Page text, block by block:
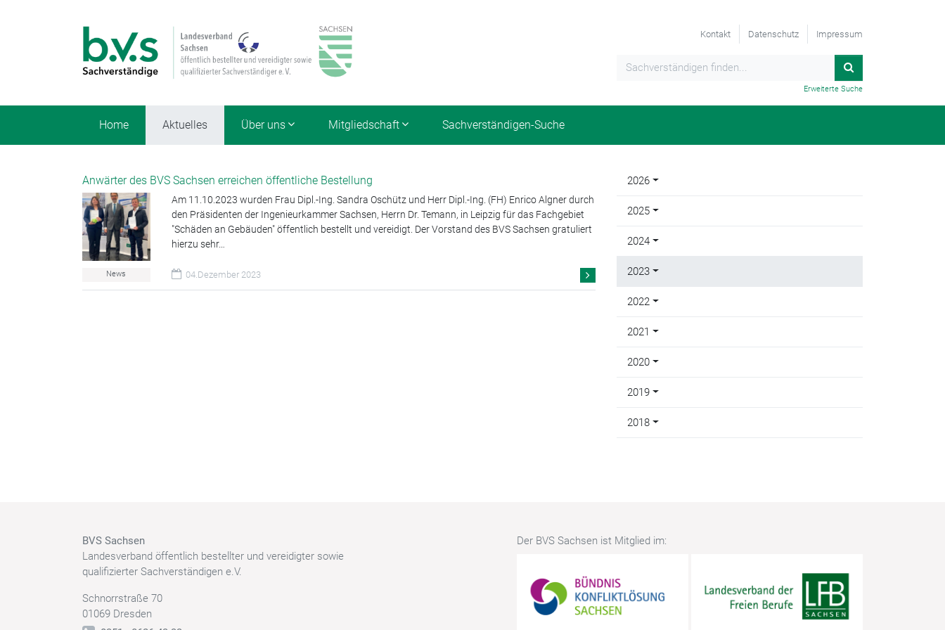
Kontakt Datenschutz Impressum
Erweiterte Suche
Home Aktuelles Über uns Mitgliedschaft Sachverständigen-Suche
Anwärter des BVS Sachsen erreichen öffentliche Bestellung
Am 11.10.2023 wurden Frau Dipl.-Ing. Sandra Oschütz und Herr Dipl.-Ing. (FH) Enrico Algner durch
den Präsidenten der Ingenieurkammer Sachsen, Herrn Dr. Temann, in Leipzig für das Fachgebiet
"Schäden an Gebäuden" öffentlich bestellt und vereidigt. Der Vorstand des BVS Sachsen gratuliert
hierzu sehr…
News 04.Dezember 2023
2026
2025
2024
2023
2022
2021
2020
2019
2018
BVS Sachsen
Landesverband öffentlich bestellter und vereidigter sowie
qualifizierter Sachverständigen e.V.
Schnorrstraße 70
01069 Dresden
Der BVS Sachsen ist Mitglied im: